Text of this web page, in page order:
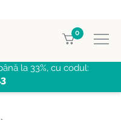
0
2
la 33%, cu codul: